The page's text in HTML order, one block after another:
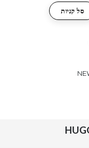
סל קניות